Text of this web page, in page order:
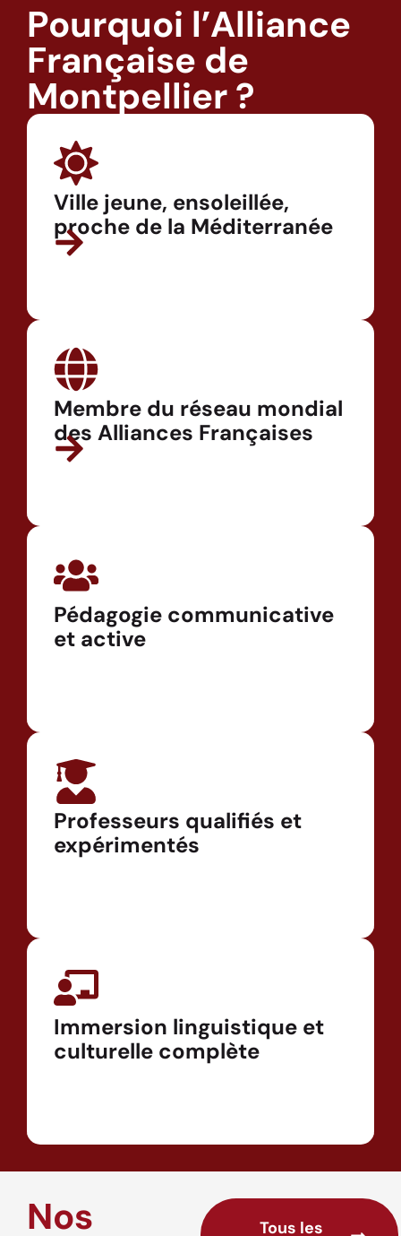
Pourquoi l’Alliance
Française de
Montpellier ?
Ville jeune, ensoleillée,
proche de la Méditerranée
Membre du réseau mondial
des Alliances Françaises
Pédagogie communicative
et active
Professeurs qualifiés et
expérimentés
Immersion linguistique et
culturelle complète
Nos Tous les